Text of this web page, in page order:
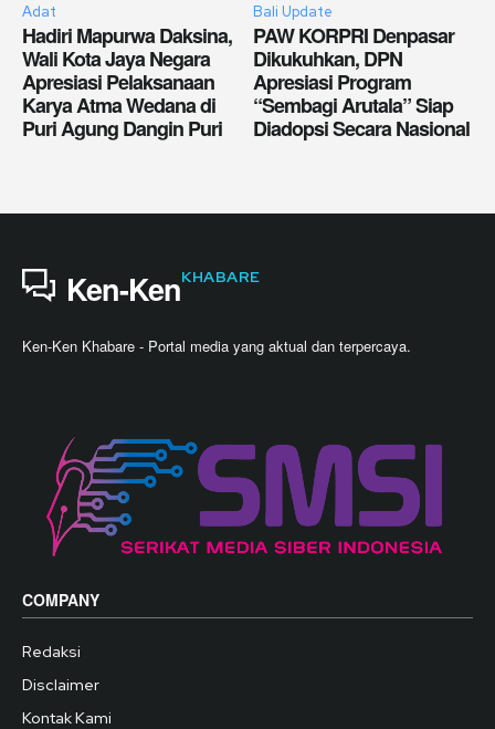
Adat
Hadiri Mapurwa Daksina,
Wali Kota Jaya Negara
Apresiasi Pelaksanaan
Karya Atma Wedana di
Puri Agung Dangin Puri
Bali Update
PAW KORPRI Denpasar
Dikukuhkan, DPN
Apresiasi Program
“Sembagi Arutala” Siap
Diadopsi Secara Nasional
Ken-KenKHABARE
Ken-Ken Khabare - Portal media yang aktual dan terpercaya.
COMPANY
Redaksi
Disclaimer
Kontak Kami